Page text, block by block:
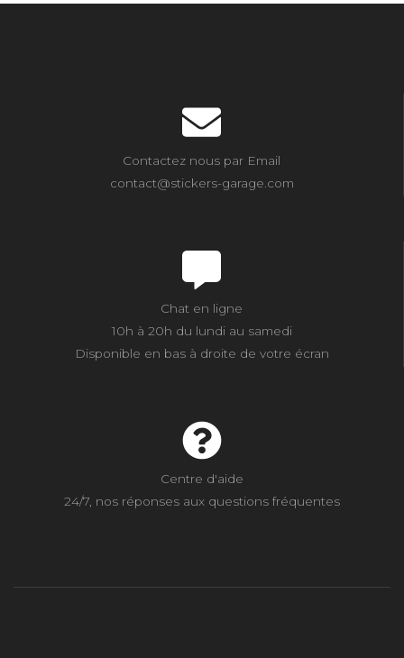
Contactez nous par Email
contact@stickers-garage.com
Chat en ligne
10h à 20h du lundi au samedi
Disponible en bas à droite de votre écran
Centre d'aide
24/7, nos réponses aux questions fréquentes